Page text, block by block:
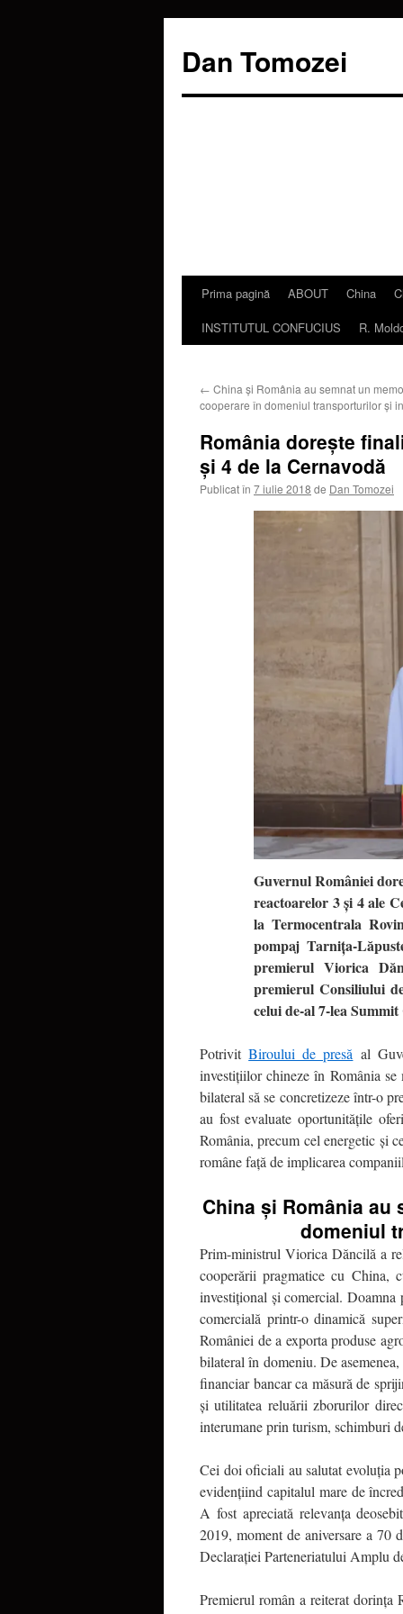
Dan Tomozei
SariPrima pagină ABOUT China
INSTITUTUL CONFUCIUS
R.
← China și România au semnat un
cooperare în domeniul transporturilor şi
România dorește
și 4 de la Cernavodă
Publicat în 7 iulie 2018 de Dan Tomozei
Guvernul României
reactoarelor 3 și 4 ale
la Termocentrala
pompaj Tarnița-
premierul Viorica
premierul Consiliului
celui de-al 7-lea
PotrivitBiroului de presă al
investițiilor chineze în România
bilateral să se concretizeze într-o
au fost evaluate oportunitățile
România, precum cel energetic și
române față de implicarea
China și România au
domeniul
Prim-ministrul Viorica Dăncilă a
cooperării pragmatice cu China,
investițional și comercial. Doamna
comercială printr-o dinamică
României de a exporta produse
bilateral în domeniu. De
financiar bancar ca măsură de
și utilitatea reluării zborurilor
interumane prin turism, schimburi
Cei doi oficiali au salutat evoluția
evidențiind capitalul mare de
A fost apreciată relevanța
2019, moment de aniversare a 70
Declarației Parteneriatului Amplu
Premierul român a reiterat dorința